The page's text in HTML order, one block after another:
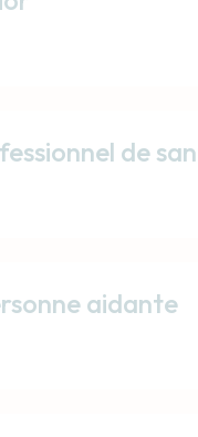
de
aidante